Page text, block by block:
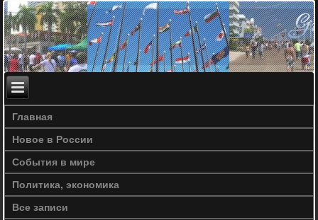
Главная
Новое в России
События в мире
Политика, экономика
Все записи